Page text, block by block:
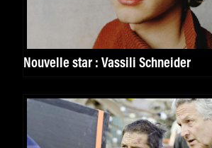
Nouvelle star : Vassili Schneider